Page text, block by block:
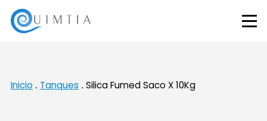
Inicio Tanques Silica Fumed Saco X 10Kg